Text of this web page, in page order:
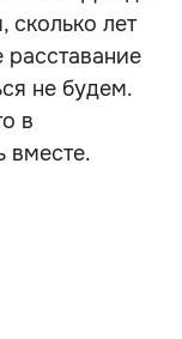
сколько лет
расставание
не будем.
в
вместе.